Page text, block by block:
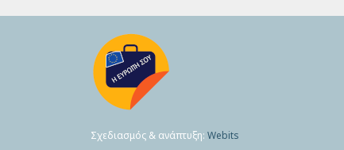
Σχεδιασμός & ανάπτυξη: Webits